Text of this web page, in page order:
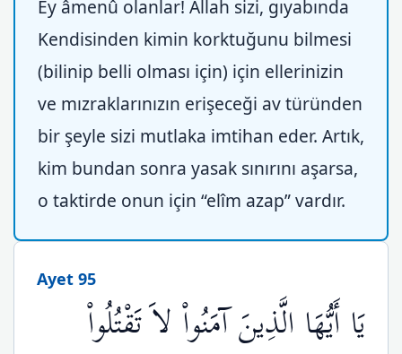
Ey âmenû olanlar! Allah sizi, gıyabında
Kendisinden kimin korktuğunu bilmesi
(bilinip belli olması için) için ellerinizin
ve mızraklarınızın erişeceği av türünden
bir şeyle sizi mutlaka imtihan eder. Artık,
kim bundan sonra yasak sınırını aşarsa,
o taktirde onun için “elîm azap” vardır.
Ayet 95
يَا أَيُّهَا الَّذِينَ آمَنُواْ لاَ تَقْتُلُواْ